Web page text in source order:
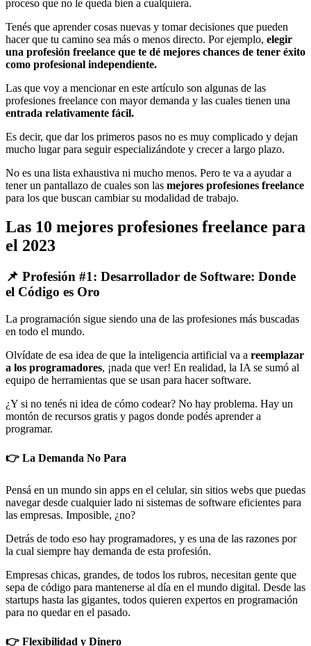
proceso que no le queda bien a cualquiera.
Tenés que aprender cosas nuevas y tomar decisiones que pueden
hacer que tu camino sea más o menos directo. Por ejemplo, elegir
una profesión freelance que te dé mejores chances de tener éxito
como profesional independiente.
Las que voy a mencionar en este artículo son algunas de las
profesiones freelance con mayor demanda y las cuales tienen una
entrada relativamente fácil.
Es decir, que dar los primeros pasos no es muy complicado y dejan
mucho lugar para seguir especializándote y crecer a largo plazo.
No es una lista exhaustiva ni mucho menos. Pero te va a ayudar a
tener un pantallazo de cuales son las mejores profesiones freelance
para los que buscan cambiar su modalidad de trabajo.
Las 10 mejores profesiones freelance para
el 2023
📌 Profesión #1: Desarrollador de Software: Donde
el Código es Oro
La programación sigue siendo una de las profesiones más buscadas
en todo el mundo.
Olvídate de esa idea de que la inteligencia artificial va a reemplazar
a los programadores, ¡nada que ver! En realidad, la IA se sumó al
equipo de herramientas que se usan para hacer software.
¿Y si no tenés ni idea de cómo codear? No hay problema. Hay un
montón de recursos gratis y pagos donde podés aprender a
programar.
👉 La Demanda No Para
Pensá en un mundo sin apps en el celular, sin sitios webs que puedas
navegar desde cualquier lado ni sistemas de software eficientes para
las empresas. Imposible, ¿no?
Detrás de todo eso hay programadores, y es una de las razones por
la cual siempre hay demanda de esta profesión.
Empresas chicas, grandes, de todos los rubros, necesitan gente que
sepa de código para mantenerse al día en el mundo digital. Desde las
startups hasta las gigantes, todos quieren expertos en programación
para no quedar en el pasado.
👉 Flexibilidad y Dinero